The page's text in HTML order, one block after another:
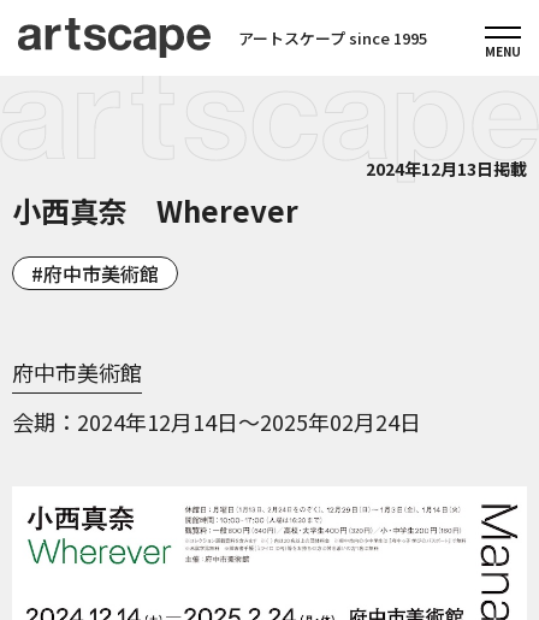
アートスケープ since 1995
2024年12月13日掲載
小西真奈 Wherever
府中市美術館
府中市美術館
会期
2024年12月14日～2025年02月24日